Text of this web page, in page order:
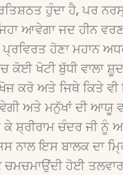
ਹੁੰਦਾ ਹੈ, ਪਰ
ਆਵੇਗਾ ਜਦ ਹੀਨ
ਹੋਣਾ ਮਹਾਨ
ਕੋਈ ਖੋਟੀ ਬੁੱਧੀ
ਕਰੋ ਅਤੇ ਜਿਥੇ ਕਿਤੇ
ਅਤੇ ਮਨੁੱਖਾਂ ਦੀ ਆਯੂ
ਸ਼੍ਰੀਰਾਮ ਚੰਦਰ ਜੀ ਨੂੰ
ਨਾਲ ਇਸ ਬਾਲਕ ਦਾ
ਹੋਈ